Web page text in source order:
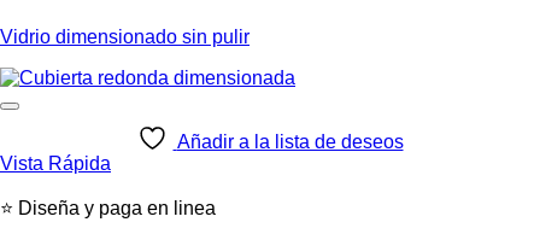
Vidrio dimensionado sin pulir
Añadir a la lista de deseos
Vista Rápida
⭐ Diseña y paga en linea